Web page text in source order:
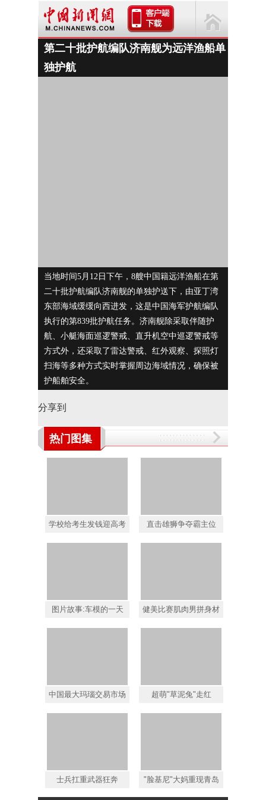
第二十批护航编队济南舰为远洋渔船单
独护航
当地时间5月12日下午，8艘中国籍远洋渔船在第
二十批护航编队济南舰的单独护送下，由亚丁湾
东部海域缓缓向西进发，这是中国海军护航编队
执行的第839批护航任务。济南舰除采取伴随护
航、小艇海面巡逻警戒、直升机空中巡逻警戒等
方式外，还采取了雷达警戒、红外观察、探照灯
扫海等多种方式实时掌握周边海域情况，确保被
护船舶安全。
分享到
热门图集
学校给考生发钱迎高考 直击雄狮争夺霸主位
图片故事:车模的一天 健美比赛肌肉男拼身材
中国最大玛瑙交易市场 超萌"草泥兔"走红
士兵扛重武器狂奔 "脸基尼"大妈重现青岛